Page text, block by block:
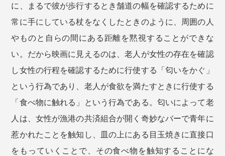
に、まるで彼が歩行するとき舗道の幅を確認するために
常に手にしている杖をなくしたときのように、周囲の人
やものと自らの間にある距離を黙視することができな
い。だから映画に見えるのは、老人が女性の存在を確認
し女性の行程を確認するために行使する「匂いをかぐ」
という行為であり、老人が食欲を満たすときに行使する
「食べ物に触れる」という行為である。匂いによって老
人は、女性が漁港の共済組合が開く奇妙なバーで青年に
惹かれたことを触知し、皿の上にある目玉焼きに直接口
をもっていくことで、その食べ物を触知することにな